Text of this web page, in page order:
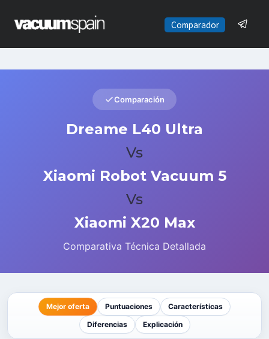
contenido
Comparador
Comparación
Dreame L40 Ultra
Vs
Xiaomi Robot Vacuum 5
Vs
Xiaomi X20 Max
Comparativa Técnica Detallada
Mejor oferta Puntuaciones
Características
Diferencias
Explicación